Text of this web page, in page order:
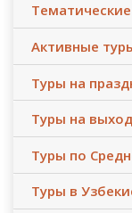
Активные
Туры на
Туры на
Туры по
Туры в